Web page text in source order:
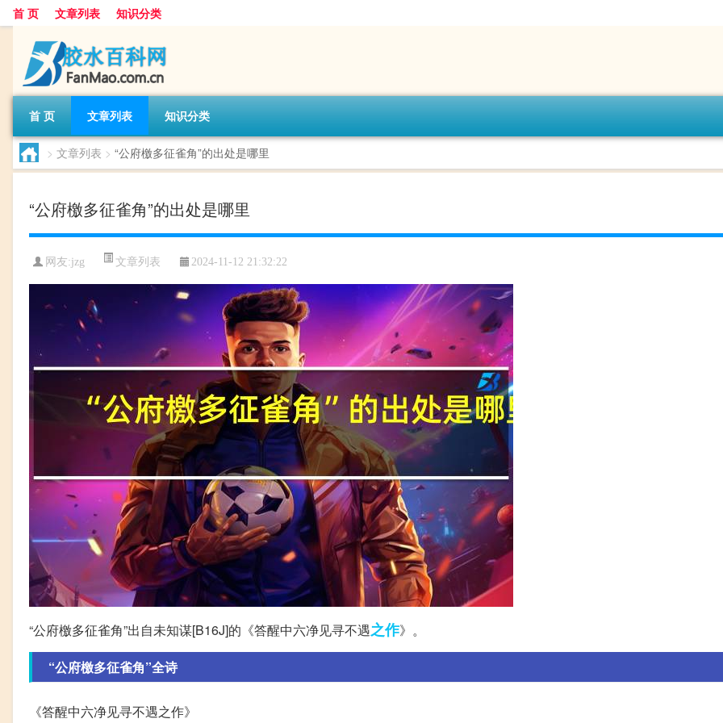
首 页 文章列表 知识分类
首 页 文章列表 知识分类
> 文章列表 > “公府檄多征雀角”的出处是哪里
“公府檄多征雀角”的出处是哪里
网友:jzg 文章列表 2024-11-12 21:32:22
“公府檄多征雀角”出自未知谋[B16J]的《答醒中六净见寻不遇之作》。
“公府檄多征雀角”全诗
《答醒中六净见寻不遇之作》